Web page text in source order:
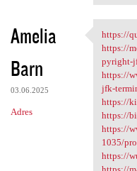
Amelia
Barn
03.06.2025
Adres
https://
https://
https://
pyright-
https://
jfk-
https://
https://
https://
1035/
https://